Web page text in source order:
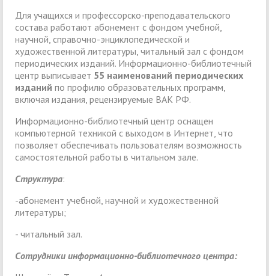
Для учащихся и профессорско-преподавательского
состава работают абонемент с фондом учебной,
научной, справочно-энциклопедической и
художественной литературы, читальный зал с фондом
периодических изданий. Информационно-библиотечный
центр выписывает 55 наименований периодических
изданий по профилю образовательных программ,
включая издания, рецензируемые ВАК РФ.
Информационно-библиотечный центр оснащен
компьютерной техникой с выходом в Интернет, что
позволяет обеспечивать пользователям возможность
самостоятельной работы в читальном зале.
Структура:
-абонемент учебной, научной и художественной
литературы;
- читальный зал.
Сотрудники информационно-библиотечного центра: